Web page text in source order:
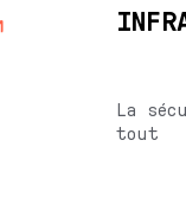
La
tout